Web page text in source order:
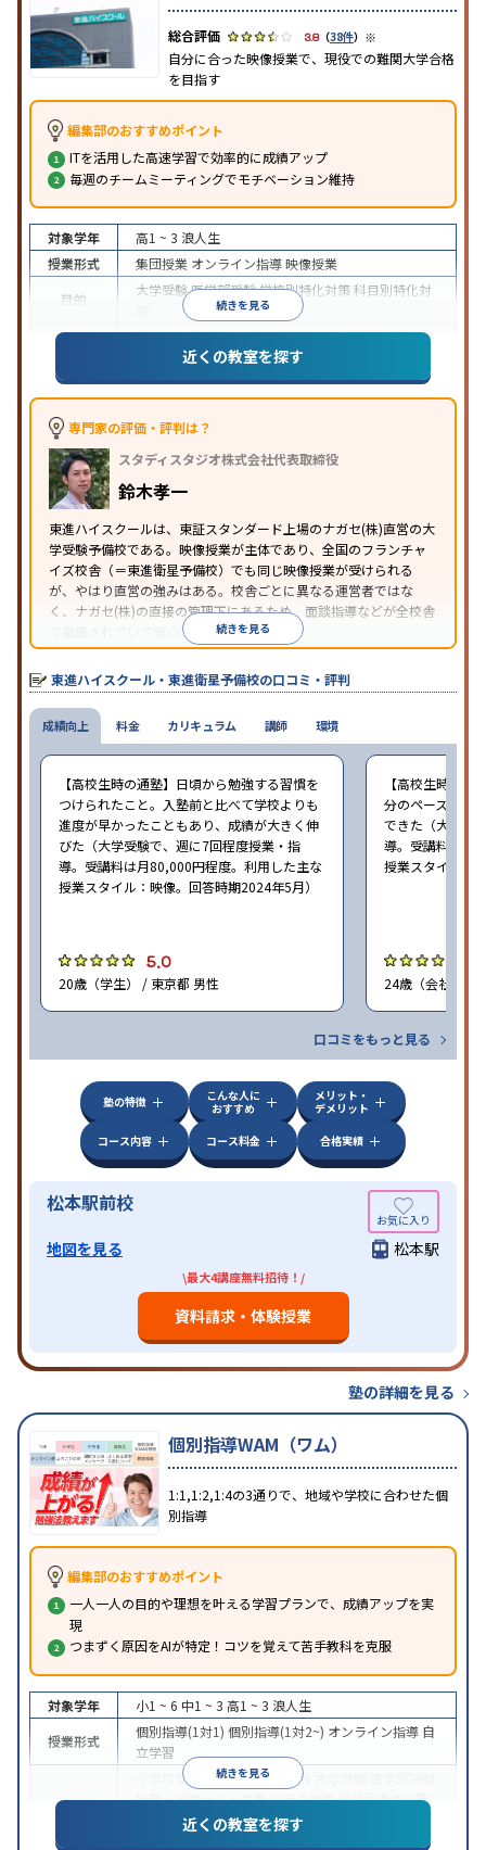
3.8（38件） ※
自分に合った映像授業で、現役での難関大学合格
を目指す
編集部のおすすめポイント
ITを活用した高速学習で効率的に成績アップ
毎週のチームミーティングでモチベーション維持
続きを見る
対象学年 高1 ~ 3 浪人生
授業形式
集団授業 オンライン指導映像授業
目的
大学受験医学部受験学校別特化対策科目別特化対
特待生・奨学金制度あり授業の振替可能学習に
PC・タブレットを利用1科目から受講可能
習のみの受講可
※2024年6月調査。大学受験塾・予備校のアンケート調査方法を参照
近くの教室を探す
専門家の評価・評判は？
スタディスタジオ株式会社代表取締役
鈴木孝一
東進ハイスクールは、東証スタンダード上場のナガセ(株)直営の大
学受験予備校である。映像授業が主体であり、全国のフランチャ
イズ校舎（＝東進衛星予備校）でも同じ映像授業が受けられる
が、やはり直営の強みはある。校舎ごとに異なる運営者ではな
く、ナガセ(株)の直接の管理下にあるため、面談指導などが全校舎
で徹底されていて安心できる。
東進衛星予備校は、運営会社により指導方針や校舎のルールが異
なる。体験授業では、授業のみで判断するのではなく、担当者や
校舎雰囲気、校舎での合格実績などを確認すると良いだろう。
続きを見る
東進ハイスクール・東進衛星予備校の口コミ・評判
成績向上
【高校生時の通塾】日頃から勉強する習慣を
つけられたこと。入塾前と比べて学校よりも
進度が早かったこともあり、成績が大きく伸
びた（大学受験で、週に7回程度授業・指
導。受講料は月80,000円程度。利用した主な
授業スタイル：映像。回答時期2024年5月）
5.0
20歳（学生） / 東京都 男性
【高校生時の通
分のペースで進
できた（大学受
導。受講料は月
授業スタイル：
24歳（会社員<
口コミをもっと見る
料金 カリキュラム 講師 環境
塾の特徴
こんな人に
おすすめ
メリット・
デメリット
コース内容
コース料金 合格実績
松本駅前校
地図を見る 松本駅
\最大4講座無料招待！/
資料請求・体験授業
塾の詳細を見る
個別指導WAM（ワム）
1:1,1:2,1:4の3通りで、地域や学校に合わせた個
別指導
編集部のおすすめポイント
一人一人の目的や理想を叶える学習プランで、成績アップを実
現
つまずく原因をAIが特定！コツを覚えて苦手教科を克服
続きを見る
対象学年 小1 ~ 6 中1 ~ 3 高1 ~ 3 浪人生
授業形式
個別指導(1対1) 個別指導(1対2~) オンライン指導 自
立学習
小学校受験 中学受験 高校受験
授業・定期テスト対策内申点対策学習習慣の定着
総合型選抜(旧AO)対策推薦入試対策
数学特化
近くの教室を探す